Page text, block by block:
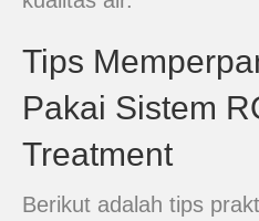
Tips
Pakai Sistem
Treatment
Berikut adalah tips